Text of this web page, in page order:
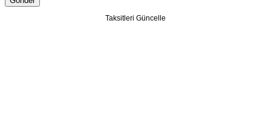
Taksitleri Güncelle